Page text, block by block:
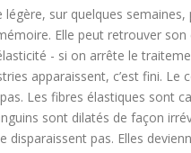
légère, sur quelques semaines,
Elle peut retrouver son
- si on arrête le
apparaissent, c’est fini. Le
Les fibres élastiques sont
sont dilatés de façon
disparaissent pas. Elles